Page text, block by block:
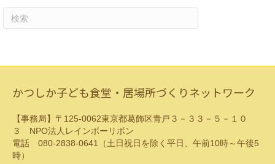
かつしか子ども食堂・居場所づくりネットワーク
【事務局】〒125-0062東京都葛飾区青戸３－３３－５－１０
３ NPO法人レインボーリボン
電話 080-2838-0641（土日祝日を除く平日、午前10時～午後5
時）